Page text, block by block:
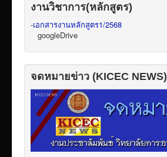
งานวิชาการ(หลักสูตร)
-เอกสารงานหลักสูตร1/2568
googleDrive
จดหมายข่าว (KICEC NEWS)